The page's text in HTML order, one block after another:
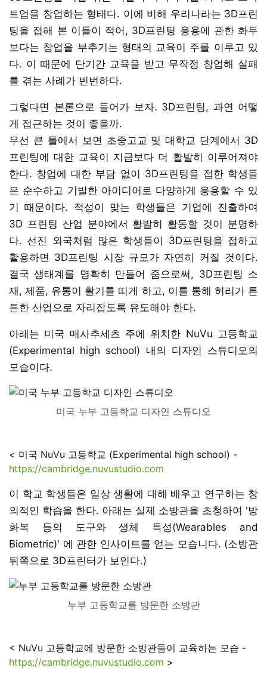
트업을 창업하는 형태다. 이에 비해 우리나라는 3D프린
팅을 접해 본 이들이 적어, 3D프린팅 응용에 관한 화두
보다는 창업을 부추기는 형태의 교육이 주를 이루고 있
다. 이 때문에 단기간 교육을 받고 무작정 창업해 실패
를 겪는 사례가 빈번하다.
그렇다면 본론으로 들어가 보자. 3D프린팅, 과연 어떻
게 접근하는 것이 좋을까.
우선 큰 틀에서 보면 초중고교 및 대학교 단계에서 3D
프린팅에 대한 교육이 지금보다 더 활발히 이루어져야
한다. 창업에 대한 부담 없이 3D프린팅을 접한 학생들
은 순수하고 기발한 아이디어로 다양하게 응용할 수 있
기 때문이다. 적성이 맞는 학생들은 기업에 진출하여
3D 프린팅 산업 분야에서 활발히 활동할 것이 분명하
다. 선진 외국처럼 많은 학생들이 3D프린팅을 접하고
활용하면 3D프린팅 시장 규모가 자연히 커질 것이다.
결국 생태계를 명확히 만들어 줌으로써, 3D프린팅 소
재, 제품, 유통이 활기를 띠게 하고, 이를 통해 허리가 튼
튼한 산업으로 자리잡도록 유도해야 한다.
아래는 미국 매사추세츠 주에 위치한 NuVu 고등학교
(Experimental high school) 내의 디자인 스튜디오의
모습이다.
미국 누부 고등학교 디자인 스튜디오
< 미국 NuVu 고등학교 (Experimental high school) -
https://cambridge.nuvustudio.com
이 학교 학생들은 일상 생활에 대해 배우고 연구하는 창
의적인 학습을 한다. 아래는 실제 소방관을 초청하여 '방
화복 등의 도구와 생체 특성(Wearables and
Biometric)' 에 관한 인사이트를 얻는 모습니다. (소방관
뒤쪽으로 3D프린터가 보인다.)
누부 고등학교를 방문한 소방관
< NuVu 고등학교에 방문한 소방관들이 교육하는 모습 -
https://cambridge.nuvustudio.com >